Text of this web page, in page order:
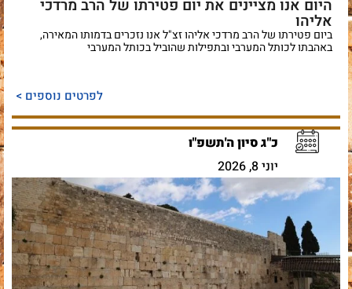
היום אנו מציינים את יום פטירתו של הרב מרדכי
אליהו
ביום פטירתו של הרב מרדכי אליהו זצ"ל אנו נזכרים בדמותו המאירה,
באהבתו לכותל המערבי ובתפילות שהוביל בכותל המערבי
לפרטים נוספים >
כ"ג סיון ה'תשפ"ו
יוני 8, 2026